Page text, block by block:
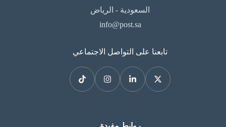
السعودية - الرياض
info@post.sa
تابعنا على التواصل الاجتماعي